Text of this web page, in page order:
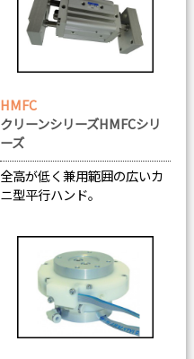
HMFC
クリーンシリーズHMFCシリ
ーズ
全高が低く兼用範囲の広いカ
ニ型平行ハンド。